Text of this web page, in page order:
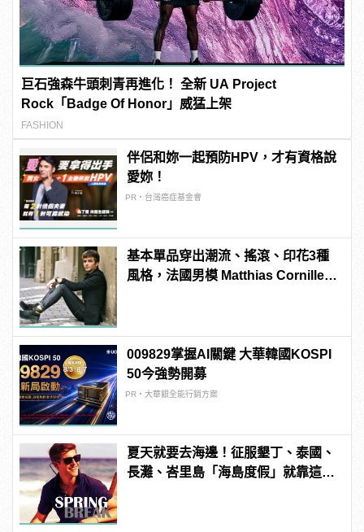
巨石強森牛頭刺青再進化！ 全新 UA Project
Rock「Badge Of Honor」威猛上架
FASHION
伴侶和妳一起預防HPV，才有資格說
愛妳！
PR・台灣癌症基金會
基本單品穿出潮流、搖滾、印花3種
風格，法國男模 Matthias Cornilleau
009829掌握AI關鍵 大華韓國KOSPI
50今強勢開募
PR・大華銀全能行銷方案
夏天就要去海邊！征服墾丁、泰國、
長灘、峇里島「海島度假」就靠這10